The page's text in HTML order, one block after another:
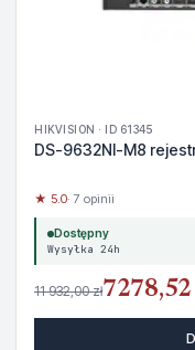
HIKVISION · ID 61345
DS-9632NI-M8
★ 5.0· 7 opinii
Dostępny
Wysyłka 24h
11 932,00 zł7278,52